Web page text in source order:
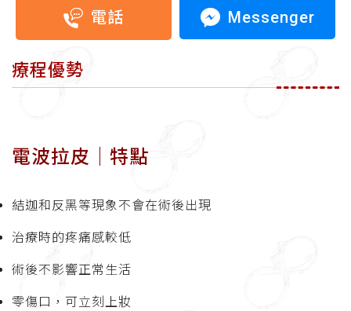
電話 Messenger
療程優勢
電波拉皮│特點
結迦和反黑等現象不會在術後出現
治療時的疼痛感較低
術後不影響正常生活
零傷口，可立刻上妝